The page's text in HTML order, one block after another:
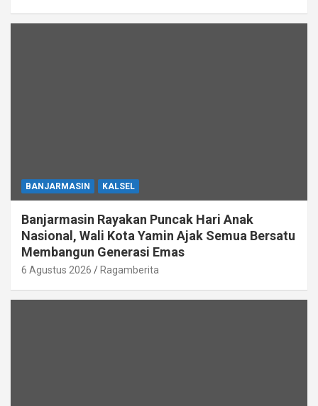
BANJARMASIN KALSEL
Banjarmasin Rayakan Puncak Hari Anak
Nasional, Wali Kota Yamin Ajak Semua Bersatu
Membangun Generasi Emas
6 Agustus 2026 Ragamberita